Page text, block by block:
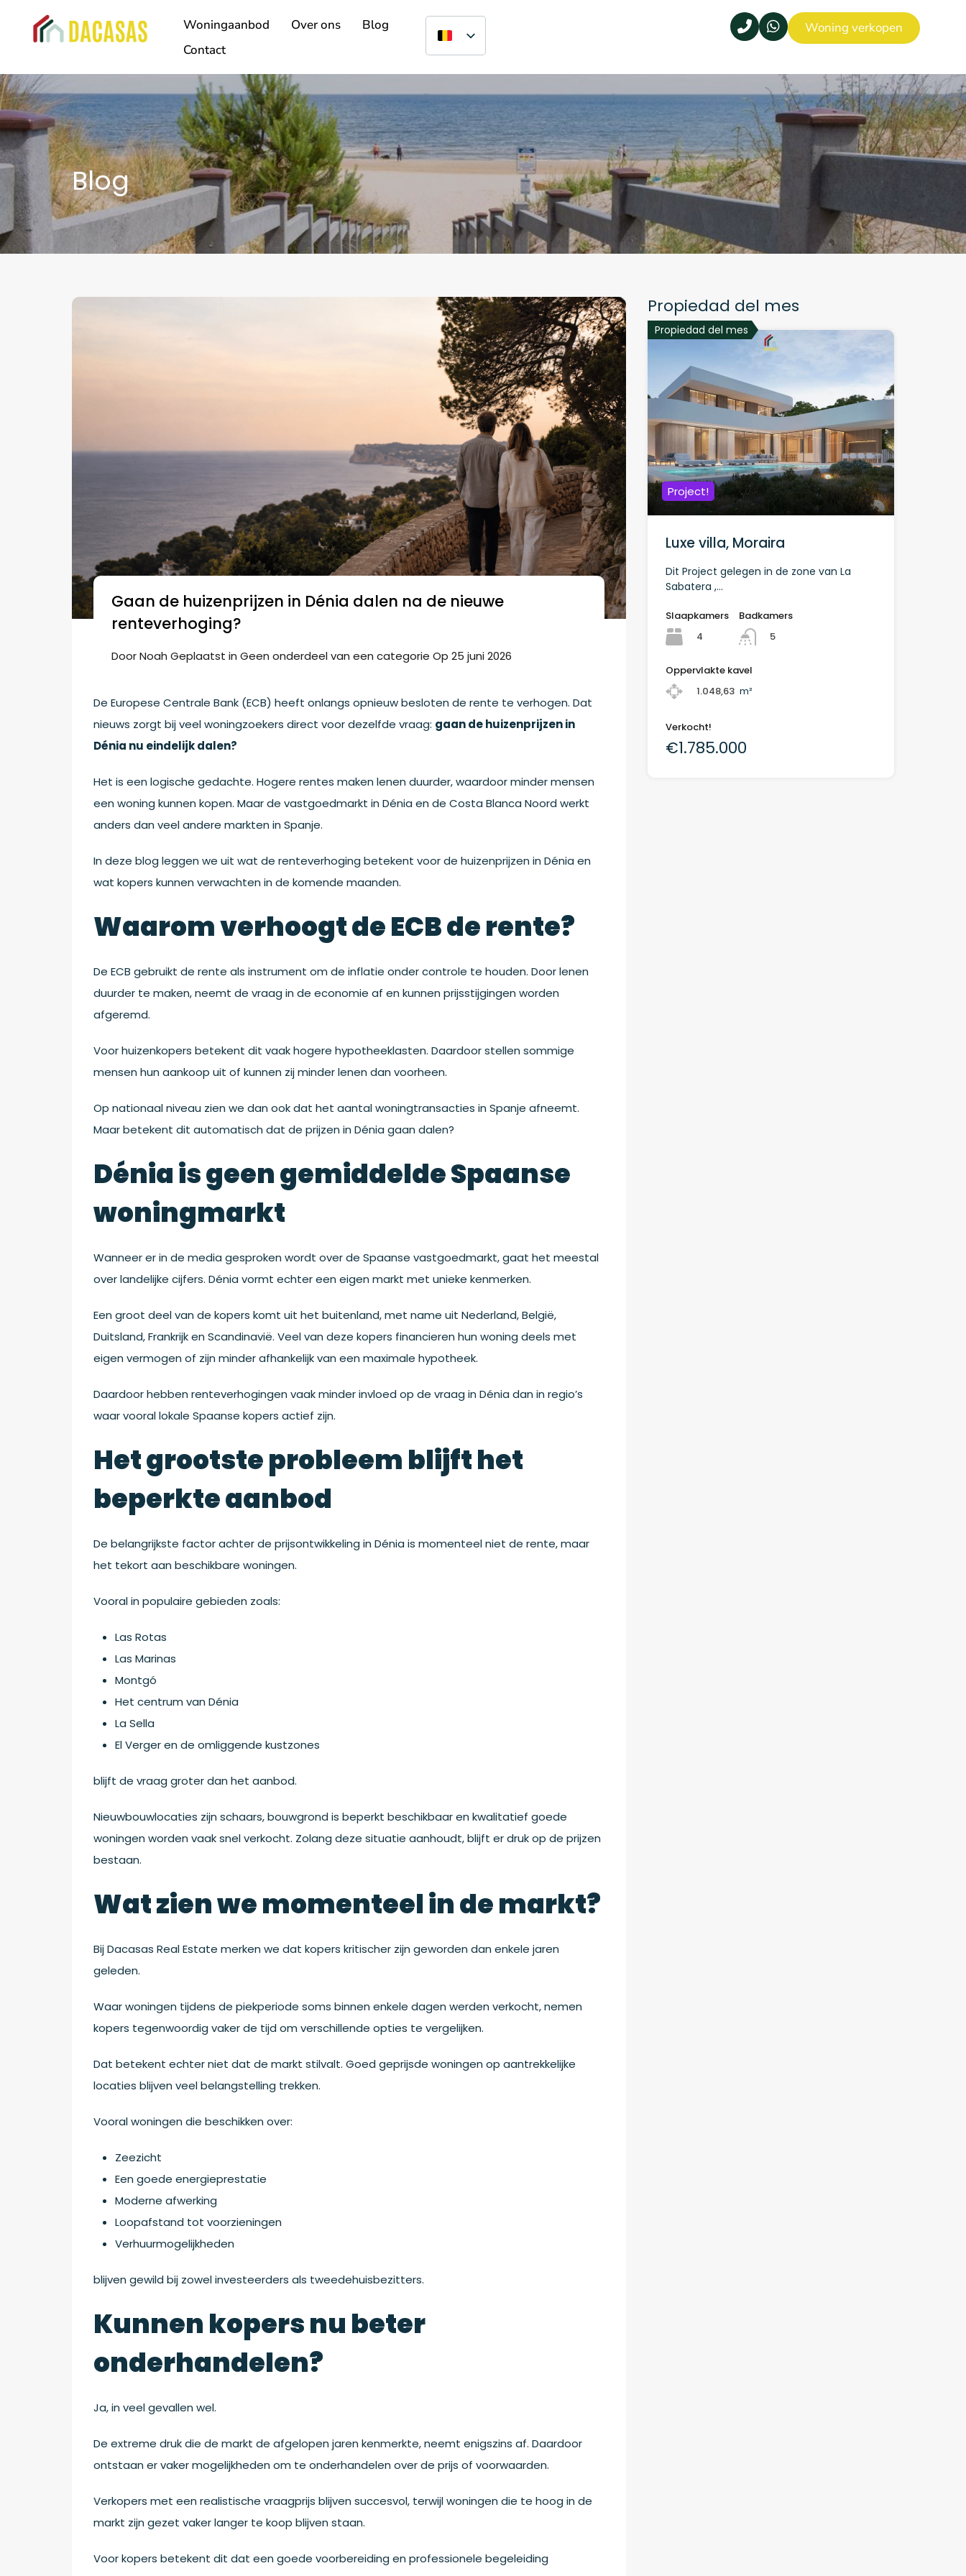
Woningaanbod Over ons
Blog
Contact
Woning verkopen
Blog
Gaan de huizenprijzen in Dénia dalen na de nieuwe
renteverhoging?
DoorNoah Geplaatst in Geen onderdeel van een categorie Op 25 juni 2026
De Europese Centrale Bank (ECB) heeft onlangs opnieuw besloten de rente te verhogen. Dat
nieuws zorgt bij veel woningzoekers direct voor dezelfde vraag: gaan de huizenprijzen in
Dénia nu eindelijk dalen?
Het is een logische gedachte. Hogere rentes maken lenen duurder, waardoor minder mensen
een woning kunnen kopen. Maar de vastgoedmarkt in Dénia en de Costa Blanca Noord werkt
anders dan veel andere markten in Spanje.
In deze blog leggen we uit wat de renteverhoging betekent voor de huizenprijzen in Dénia en
wat kopers kunnen verwachten in de komende maanden.
Waarom verhoogt de ECB de rente?
De ECB gebruikt de rente als instrument om de inflatie onder controle te houden. Door lenen
duurder te maken, neemt de vraag in de economie af en kunnen prijsstijgingen worden
afgeremd.
Voor huizenkopers betekent dit vaak hogere hypotheeklasten. Daardoor stellen sommige
mensen hun aankoop uit of kunnen zij minder lenen dan voorheen.
Op nationaal niveau zien we dan ook dat het aantal woningtransacties in Spanje afneemt.
Maar betekent dit automatisch dat de prijzen in Dénia gaan dalen?
Dénia is geen gemiddelde Spaanse
woningmarkt
Wanneer er in de media gesproken wordt over de Spaanse vastgoedmarkt, gaat het meestal
over landelijke cijfers. Dénia vormt echter een eigen markt met unieke kenmerken.
Een groot deel van de kopers komt uit het buitenland, met name uit Nederland, België,
Duitsland, Frankrijk en Scandinavië. Veel van deze kopers financieren hun woning deels met
eigen vermogen of zijn minder afhankelijk van een maximale hypotheek.
Daardoor hebben renteverhogingen vaak minder invloed op de vraag in Dénia dan in regio’s
waar vooral lokale Spaanse kopers actief zijn.
Het grootste probleem blijft het
beperkte aanbod
De belangrijkste factor achter de prijsontwikkeling in Dénia is momenteel niet de rente, maar
het tekort aan beschikbare woningen.
Vooral in populaire gebieden zoals:
Las Rotas
Las Marinas
Montgó
Het centrum van Dénia
La Sella
El Verger en de omliggende kustzones
blijft de vraag groter dan het aanbod.
Nieuwbouwlocaties zijn schaars, bouwgrond is beperkt beschikbaar en kwalitatief goede
woningen worden vaak snel verkocht. Zolang deze situatie aanhoudt, blijft er druk op de prijzen
bestaan.
Wat zien we momenteel in de markt?
Bij Dacasas Real Estate merken we dat kopers kritischer zijn geworden dan enkele jaren
geleden.
Waar woningen tijdens de piekperiode soms binnen enkele dagen werden verkocht, nemen
kopers tegenwoordig vaker de tijd om verschillende opties te vergelijken.
Dat betekent echter niet dat de markt stilvalt. Goed geprijsde woningen op aantrekkelijke
locaties blijven veel belangstelling trekken.
Vooral woningen die beschikken over:
Zeezicht
Een goede energieprestatie
Moderne afwerking
Loopafstand tot voorzieningen
Verhuurmogelijkheden
blijven gewild bij zowel investeerders als tweedehuisbezitters.
Kunnen kopers nu beter
onderhandelen?
Ja, in veel gevallen wel.
De extreme druk die de markt de afgelopen jaren kenmerkte, neemt enigszins af. Daardoor
ontstaan er vaker mogelijkheden om te onderhandelen over de prijs of voorwaarden.
Verkopers met een realistische vraagprijs blijven succesvol, terwijl woningen die te hoog in de
markt zijn gezet vaker langer te koop blijven staan.
Voor kopers betekent dit dat een goede voorbereiding en professionele begeleiding
Propiedad del mes
Propiedad del mes
Project!
Luxe villa, Moraira
Dit Project gelegen in de zone van La
Sabatera ,…
Slaapkamers
4
Badkamers
5
Oppervlakte kavel
1.048,63 m²
Verkocht!
€1.785.000